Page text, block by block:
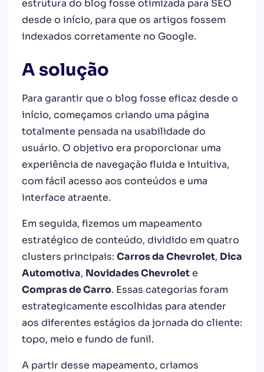
estrutura do blog fosse otimizada para SEO
desde o início, para que os artigos fossem
indexados corretamente no Google.
A solução
Para garantir que o blog fosse eficaz desde o
início, começamos criando uma página
totalmente pensada na usabilidade do
usuário. O objetivo era proporcionar uma
experiência de navegação fluida e intuitiva,
com fácil acesso aos conteúdos e uma
interface atraente.
Em seguida, fizemos um mapeamento
estratégico de conteúdo, dividido em quatro
clusters principais: Carros da Chevrolet, Dica
Automotiva, Novidades Chevrolete
Compras de Carro. Essas categorias foram
estrategicamente escolhidas para atender
aos diferentes estágios da jornada do cliente:
topo, meio e fundo de funil.
A partir desse mapeamento, criamos